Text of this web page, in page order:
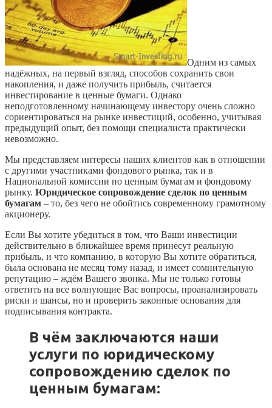
Одним из самых
надёжных, на первый взгляд, способов сохранить свои
накопления, и даже получить прибыль, считается
инвестирование в ценные бумаги. Однако
неподготовленному начинающему инвестору очень сложно
сориентироваться на рынке инвестиций, особенно, учитывая
предыдущий опыт, без помощи специалиста практически
невозможно.
Мы представляем интересы наших клиентов как в отношении
с другими участниками фондового рынка, так и в
Национальной комиссии по ценным бумагам и фондовому
рынку. Юридическое сопровождение сделок по ценным
бумагам – то, без чего не обойтись современному грамотному
акционеру.
Если Вы хотите убедиться в том, что Ваши инвестиции
действительно в ближайшее время принесут реальную
прибыль, и что компанию, в которую Вы хотите обратиться,
была основана не месяц тому назад, и имеет сомнительную
репутацию – ждём Вашего звонка. Мы не только готовы
ответить на все волнующие Вас вопросы, проанализировать
риски и шансы, но и проверить законные основания для
подписывания контракта.
В чём заключаются наши
услуги по юридическому
сопровождению сделок по
ценным бумагам: